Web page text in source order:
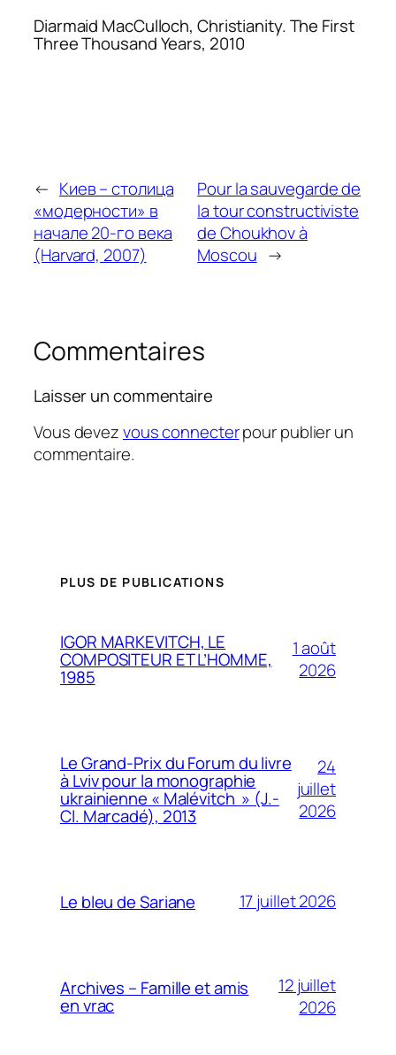
Diarmaid MacCulloch, Christianity. The First
Three Thousand Years, 2010
← Киев – столица
«модерности» в
начале 20-го века
(Harvard, 2007)
Pour la sauvegarde de
la tour constructiviste
de Choukhov à
Moscou →
Commentaires
Laisser un commentaire
Vous devezvous connecterpour publier un
commentaire.
PLUS DE PUBLICATIONS
IGOR MARKEVITCH, LE
COMPOSITEUR ET L’HOMME,
1985
1 août
2026
Le Grand-Prix du Forum du livre
à Lviv pour la monographie
ukrainienne « Malévitch » (J.-
Cl. Marcadé), 2013
24
juillet
2026
Le bleu de Sariane 17 juillet 2026
Archives – Famille et amis
en vrac
12 juillet
2026